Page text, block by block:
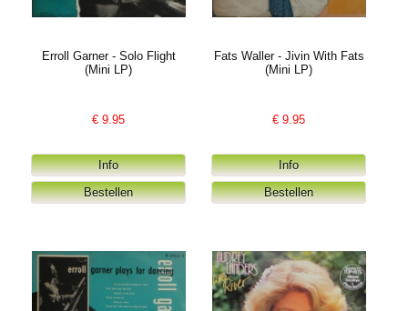
Erroll Garner - Solo Flight
(Mini LP)
€9.95
Fats Waller - Jivin With Fats
(Mini LP)
€9.95